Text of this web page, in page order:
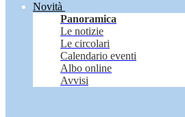
Novità
Panoramica
Le notizie
Le circolari
Calendario eventi
Albo online
Avvisi